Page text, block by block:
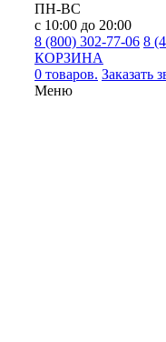
ПН-ВС
с 10:00 до 20:00
8 (800) 302-77-06 8
КОРЗИНА
0 товаров. Заказать
Меню